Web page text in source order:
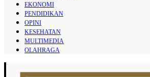
EKONOMI
PENDIDIKAN
OPINI
KESEHATAN
MULTIMEDIA
OLAHRAGA